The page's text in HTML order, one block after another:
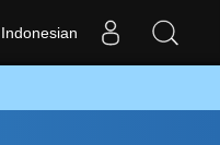
Indonesian